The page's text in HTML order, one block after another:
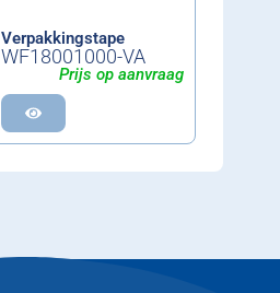
Verpakkingstape
WF18001000-VA
Prijs op aanvraag